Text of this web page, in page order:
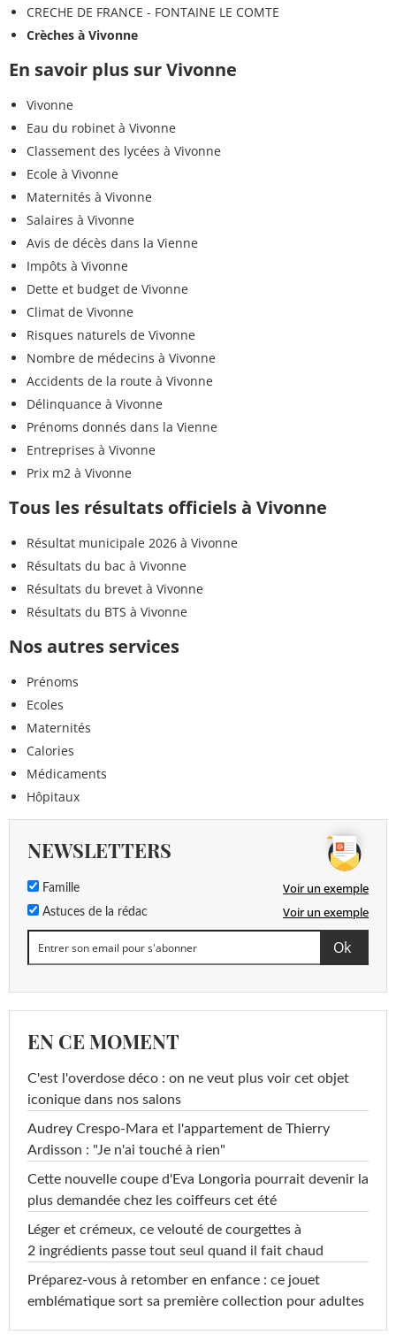
CRECHE DE FRANCE - FONTAINE LE COMTE
Crèches à Vivonne
En savoir plus sur Vivonne
Vivonne
Eau du robinet à Vivonne
Classement des lycées à Vivonne
Ecole à Vivonne
Maternités à Vivonne
Salaires à Vivonne
Avis de décès dans la Vienne
Impôts à Vivonne
Dette et budget de Vivonne
Climat de Vivonne
Risques naturels de Vivonne
Nombre de médecins à Vivonne
Accidents de la route à Vivonne
Délinquance à Vivonne
Prénoms donnés dans la Vienne
Entreprises à Vivonne
Prix m2 à Vivonne
Tous les résultats officiels à Vivonne
Résultat municipale 2026 à Vivonne
Résultats du bac à Vivonne
Résultats du brevet à Vivonne
Résultats du BTS à Vivonne
Nos autres services
Prénoms
Ecoles
Maternités
Calories
Médicaments
Hôpitaux
NEWSLETTERS
Famille Voir un exemple
Astuces de la rédac Voir un exemple
EN CE MOMENT
C'est l'overdose déco : on ne veut plus voir cet objet
iconique dans nos salons
Audrey Crespo-Mara et l'appartement de Thierry
Ardisson : "Je n'ai touché à rien"
Cette nouvelle coupe d'Eva Longoria pourrait devenir la
plus demandée chez les coiffeurs cet été
Léger et crémeux, ce velouté de courgettes à
2 ingrédients passe tout seul quand il fait chaud
Préparez-vous à retomber en enfance : ce jouet
emblématique sort sa première collection pour adultes